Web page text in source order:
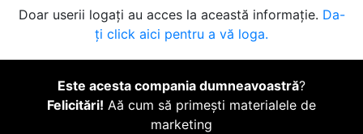
Doar userii logați au acces la această informație. Da-
ți click aici pentru a vă loga.
Este acesta compania dumneavoastră?
Felicitări! Aă cum să primești materialele de
marketing